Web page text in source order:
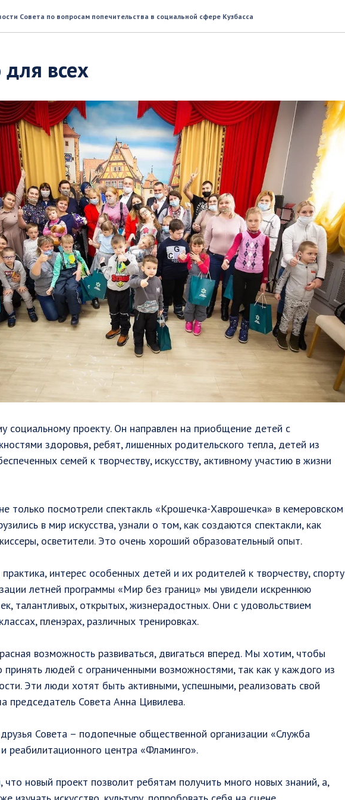
Совета по вопросам попечительства в социальной сфере Кузбасса
для всех
социальному проекту. Он направлен на приобщение детей с
здоровья, ребят, лишенных родительского тепла, детей из
семей к творчеству, искусству, активному участию в жизни
только посмотрели спектакль «Крошечка-Хаврошечка» в кемеровском
в мир искусства, узнали о том, как создаются спектакли, как
осветители. Это очень хороший образовательный опыт.
интерес особенных детей и их родителей к творчеству, спорту
летней программы «Мир без границ» мы увидели искреннюю
талантливых, открытых, жизнерадостных. Они с удовольствием
пленэрах, различных тренировках.
возможность развиваться, двигаться вперед. Мы хотим, чтобы
людей с ограниченными возможностями, так как у каждого из
Эти люди хотят быть активными, успешными, реализовать свой
председатель Совета Анна Цивилева.
Совета – подопечные общественной организации «Служба
реабилитационного центра «Фламинго».
что новый проект позволит ребятам получить много новых знаний, а,